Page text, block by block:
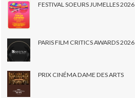
FESTIVAL SOEURS JUMELLES 2026
PARIS FILM CRITICS AWARDS 2026
PRIX CINÉMA DAME DES ARTS